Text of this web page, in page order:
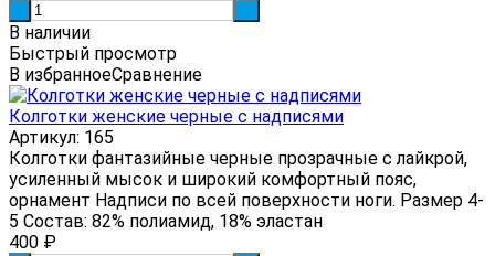
В наличии
Быстрый просмотр
В избранноеСравнение
Колготки женские черные с надписями
Артикул: 165
Колготки фантазийные черные прозрачные с лайкрой,
усиленный мысок и широкий комфортный пояс,
орнамент Надписи по всей поверхности ноги. Размер 4-
5 Состав: 82% полиамид, 18% эластан
400 ₽